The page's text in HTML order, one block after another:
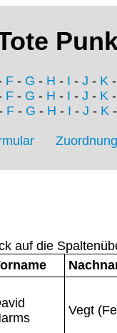
F - G - H - I - J - K
F - G - H - I - J - K
F- G - H - I - J - K
auf die
Vegt